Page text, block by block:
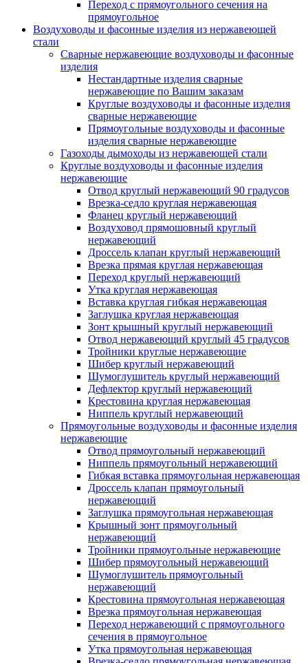
Переход с прямоугольного сечения на
прямоугольное
Воздуховоды и фасонные изделия из нержавеющей
стали
Сварные нержавеющие воздуховоды и фасонные
изделия
Нестандартные изделия сварные
нержавеющие по Вашим заказам
Круглые воздуховоды и фасонные изделия
сварные нержавеющие
Прямоугольные воздуховоды и фасонные
изделия сварные нержавеющие
Газоходы дымоходы из нержавеющей стали
Круглые воздуховоды и фасонные изделия
нержавеющие
Отвод круглый нержавеющий 90 градусов
Врезка-седло круглая нержавеющая
Фланец круглый нержавеющий
Воздуховод прямошовный круглый
нержавеющий
Дроссель клапан круглый нержавеющий
Врезка прямая круглая нержавеющая
Переход круглый нержавеющий
Утка круглая нержавеющая
Вставка круглая гибкая нержавеющая
Заглушка круглая нержавеющая
Зонт крышный круглый нержавеющий
Отвод нержавеющий круглый 45 градусов
Тройники круглые нержавеющие
Шибер круглый нержавеющий
Шумоглушитель круглый нержавеющий
Дефлектор круглый нержавеющий
Крестовина круглая нержавеющая
Ниппель круглый нержавеющий
Прямоугольные воздуховоды и фасонные изделия
нержавеющие
Отвод прямоугольный нержавеющий
Ниппель прямоугольный нержавеющий
Гибкая вставка прямоугольная нержавеющая
Дроссель клапан прямоугольный
нержавеющий
Заглушка прямоугольная нержавеющая
Крышный зонт прямоугольный
нержавеющий
Тройники прямоугольные нержавеющие
Шибер прямоугольный нержавеющий
Шумоглушитель прямоугольный
нержавеющий
Крестовина прямоугольная нержавеющая
Врезка прямоугольная нержавеющая
Переход нержавеющий с прямоугольного
сечения в прямоугольное
Утка прямоугольная нержавеющая